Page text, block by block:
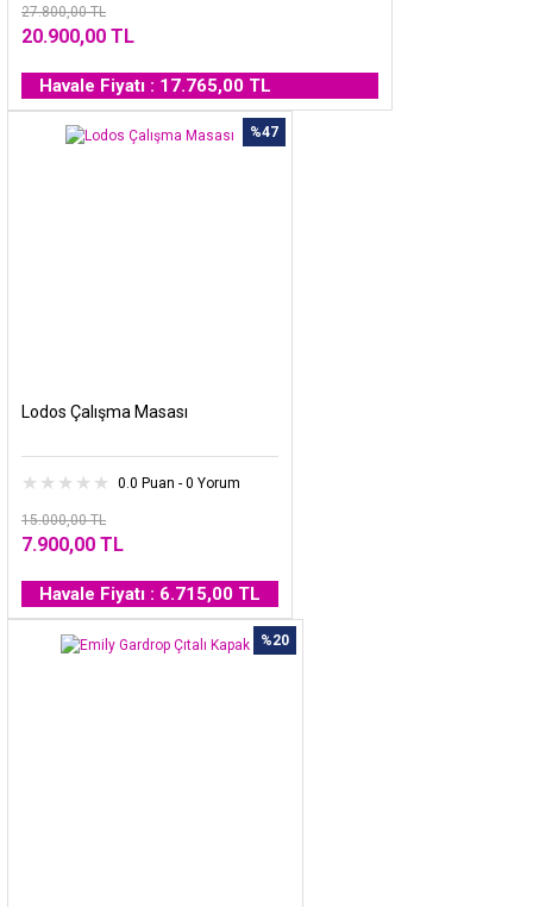
27.800,00 TL
20.900,00 TL
Havale Fiyatı : 17.765,00 TL
%47
Lodos Çalışma Masası
0.0 Puan - 0 Yorum
15.000,00 TL
7.900,00 TL
Havale Fiyatı : 6.715,00 TL
%20